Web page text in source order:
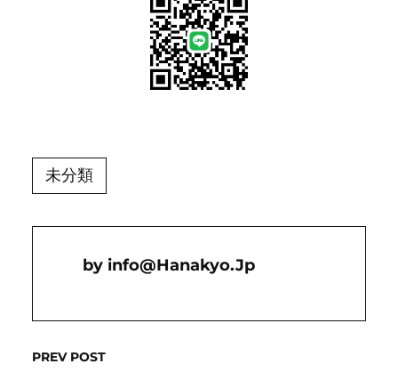
未分類
Info@hanakyo.jp
PREV POST